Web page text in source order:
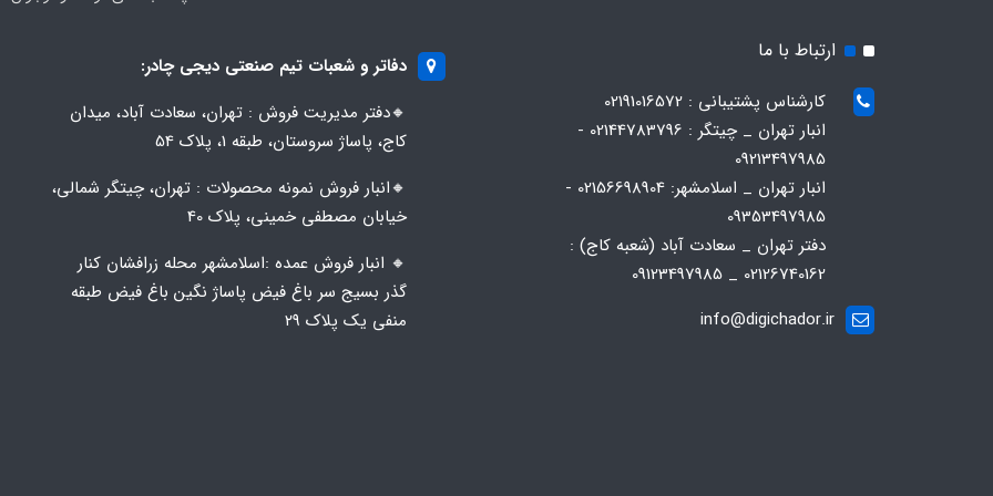
ارتباط با ما
کارشناس پشتیبانی : 02191016572
انبار تهران _ چیتگر : 02144783796 -
09213497985
انبار تهران _ اسلامشهر: 02156698904 -
09353497985
دفتر تهران _ سعادت آباد (شعبه کاج) :
02126740162 _ 09123497985
info@digichador.ir
دفاتر و شعبات تیم صنعتی دیجی چادر:
🔸️​​دفتر مدیریت فروش : تهران، سعادت آباد، میدان
کاج، پاساژ سروستان، طبقه 1، پلاک 54
🔸️​​انبار فروش نمونه محصولات : تهران، چیتگر شمالی،
خیابان مصطفی خمینی، پلاک 40
🔸️ انبار فروش عمده :اسلامشهر محله زرافشان کنار
گذر بسیج سر باغ فیض پاساژ نگین باغ فیض طبقه
منفی یک پلاک ۲۹